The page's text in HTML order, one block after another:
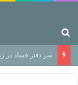
سر دفتر فساد در